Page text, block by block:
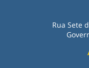
Rua Sete